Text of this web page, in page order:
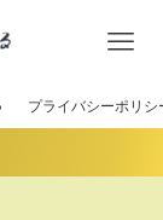
プライバシーポリシ